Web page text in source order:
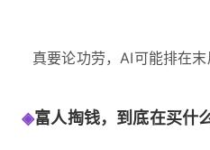
真要论功劳，AI可能排在末
◈富人掏钱，到底在买什